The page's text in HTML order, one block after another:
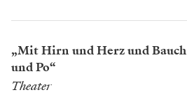
„Mit Hirn und Herz und Bauch
und Po“
Theater